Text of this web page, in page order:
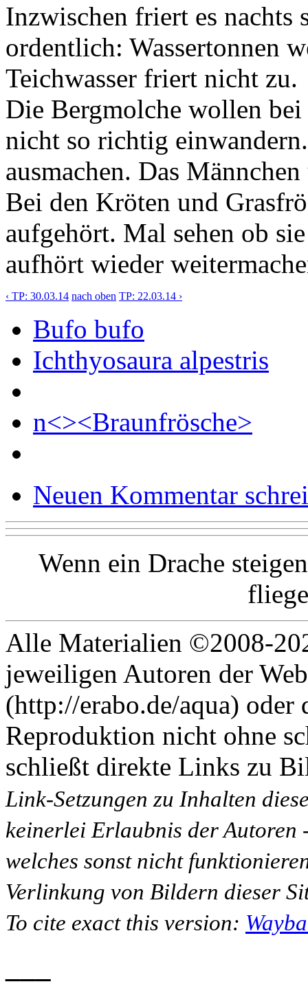
Inzwischen friert es nachts
ordentlich: Wassertonnen
Teichwasser friert nicht zu.
Die Bergmolche wollen bei
nicht so richtig
ausmachen. Das
Bei den Kröten und
aufgehört. Mal sehen ob
aufhört wieder
‹ TP: 30.03.14 nach oben TP: 22.03.14 ›
Bufo bufo
Ichthyosaura alpestris
n<><Braunfrösche>
Neuen Kommentar
Wenn ein Drache
Alle Materialien ©2008-
jeweiligen Autoren der
(http://erabo.de/aqua) oder
Reproduktion nicht ohne
schließt direkte Links zu
Link-Setzungen zu Inhalten
keinerlei Erlaubnis der Autoren
welches sonst nicht
Verlinkung von Bildern dieser
To cite exact this version: